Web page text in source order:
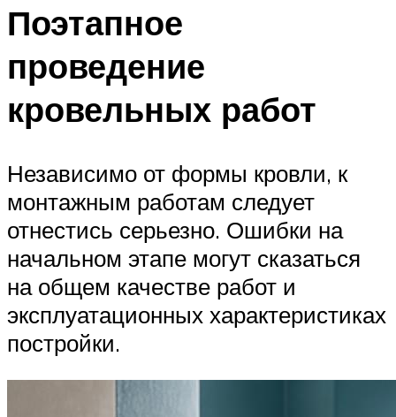
Поэтапное
проведение
кровельных работ
Независимо от формы кровли, к
монтажным работам следует
отнестись серьезно. Ошибки на
начальном этапе могут сказаться
на общем качестве работ и
эксплуатационных характеристиках
постройки.